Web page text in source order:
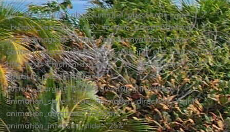
[/et_pb_text][/et_pb_column][et_pb_column type=”1_2″
_builder_version=”4.6.3″ _module_preset=”default”]
[et_pb_image src=”https://mexikonyaralas.hu/wp-
content/uploads/chichen-itza-web.jpg” alt=”Chitzen Itza”
title_text=”chichen-itza-web” _builder_version=”4.6.5″
_module_preset=”default”
custom_margin=”10px|-20vw|10px||true|false”
animation_style=”slide” animation_direction=”right”
animation_duration=”2000ms”
animation_intensity_slide=”25%”